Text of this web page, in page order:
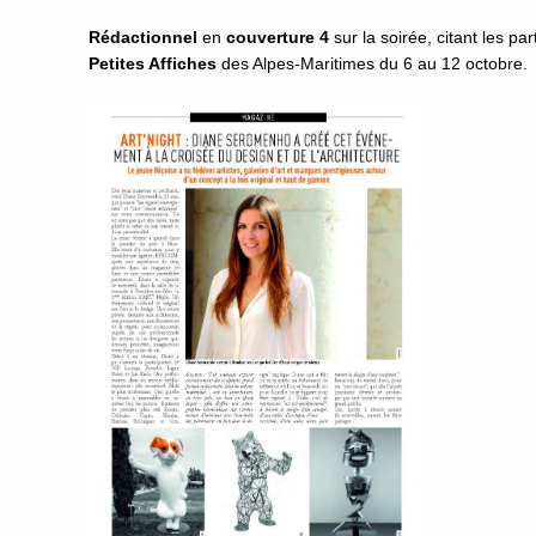
Rédactionnel en couverture 4 sur la soirée, citant les
Petites Affiches des Alpes-Maritimes du 6 au 12 octobre.